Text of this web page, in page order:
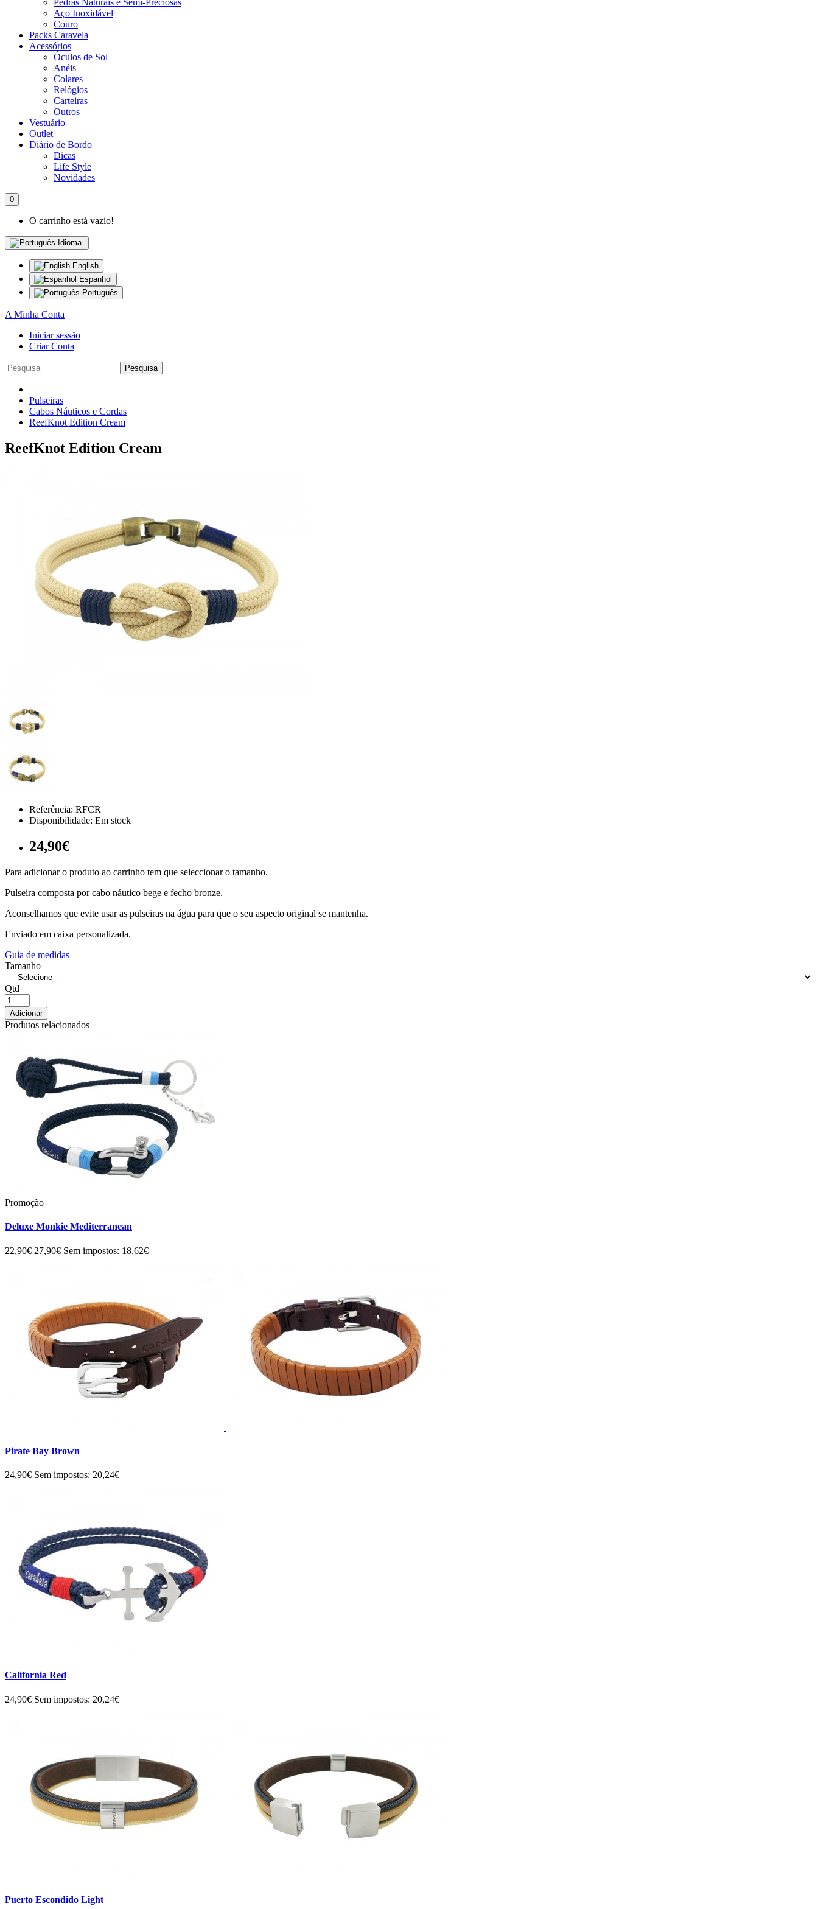
Pedras Naturais e Semi-Preciosas
Aço Inoxidável
Couro
Packs Caravela
Acessórios
Óculos de Sol
Anéis
Colares
Relógios
Carteiras
Outros
Vestuário
Outlet
Diário de Bordo
Dicas
Life Style
Novidades
0
O carrinho está vazio!
Idioma
English
Espanhol
Português
A Minha Conta
Iniciar sessão
Criar Conta
Pesquisa
Pulseiras
Cabos Náuticos e Cordas
ReefKnot Edition Cream
ReefKnot Edition Cream
Referência: RFCR
Disponibilidade: Em stock
24,90€
Para adicionar o produto ao carrinho tem que seleccionar o tamanho.
Pulseira composta por cabo náutico bege e fecho bronze.
Aconselhamos que evite usar as pulseiras na água para que o seu aspecto original se mantenha.
Enviado em caixa personalizada.
Guia de medidas
Tamanho
Qtd
Adicionar
Produtos relacionados
Promoção
Deluxe Monkie Mediterranean
22,90€ 27,90€ Sem impostos: 18,62€
Pirate Bay Brown
24,90€ Sem impostos: 20,24€
California Red
24,90€ Sem impostos: 20,24€
Puerto Escondido Light